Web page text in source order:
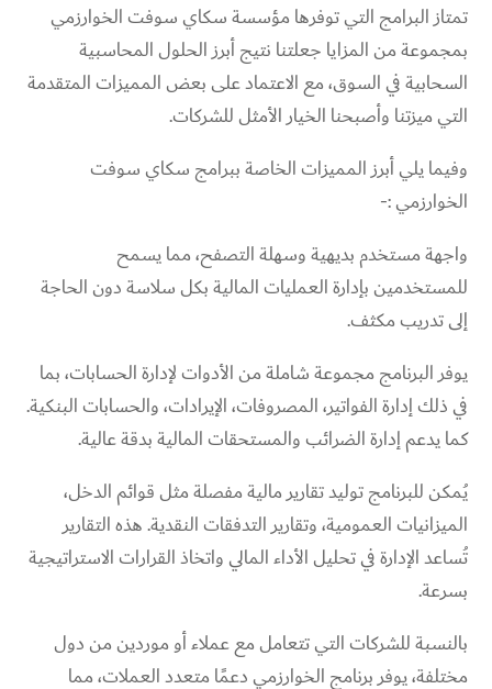
تمتاز البرامج التي توفرها مؤسسة سكاي سوفت الخوارزمي
بمجموعة من المزايا جعلتنا نتيج أبرز الحلول المحاسبية
السحابية في السوق، مع الاعتماد على بعض المميزات المتقدمة
التي ميزتنا وأصبحنا الخيار الأمثل للشركات.
وفيما يلي أبرز المميزات الخاصة ببرامج سكاي سوفت
الخوارزمي :-
واجهة مستخدم بديهية وسهلة التصفح، مما يسمح
للمستخدمين بإدارة العمليات المالية بكل سلاسة دون الحاجة
إلى تدريب مكثف.
يوفر البرنامج مجموعة شاملة من الأدوات لإدارة الحسابات، بما
في ذلك إدارة الفواتير، المصروفات، الإيرادات، والحسابات البنكية.
كما يدعم إدارة الضرائب والمستحقات المالية بدقة عالية.
يُمكن للبرنامج توليد تقارير مالية مفصلة مثل قوائم الدخل،
الميزانيات العمومية، وتقارير التدفقات النقدية. هذه التقارير
تُساعد الإدارة في تحليل الأداء المالي واتخاذ القرارات الاستراتيجية
بسرعة.
بالنسبة للشركات التي تتعامل مع عملاء أو موردين من دول
مختلفة، يوفر برنامج الخوارزمي دعمًا متعدد العملات، مما